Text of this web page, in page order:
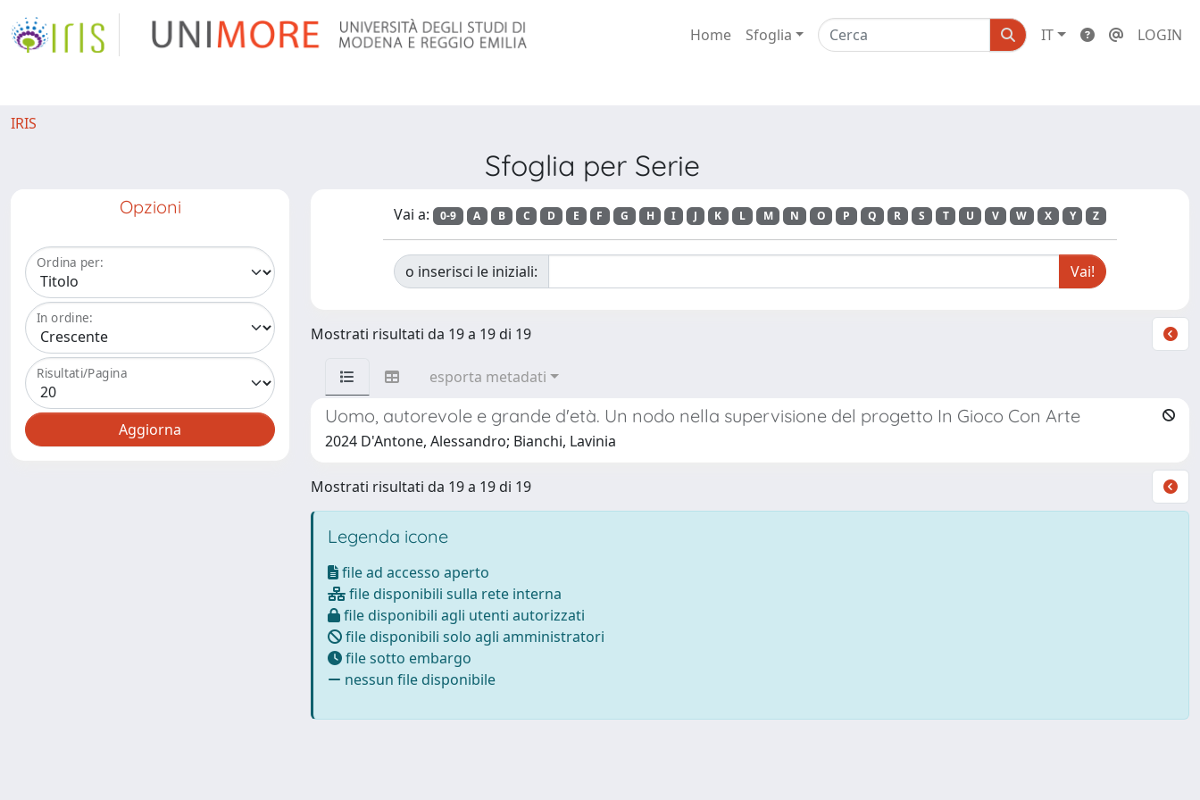
Home Sfoglia IT LOGIN
IRIS
Sfoglia per Serie
Opzioni
Ordina per:
In ordine:
Risultati/Pagina
Vai a: 0-9 A B C D E F G H I J K L M N O P Q R S T U V W X Y Z
o inserisci le iniziali:
Mostrati risultati da 19 a 19 di 19
esporta metadati
Uomo, autorevole e grande d'età. Un nodo nella supervisione del progetto In Gioco Con Arte
2024 D'Antone, Alessandro; Bianchi, Lavinia
Mostrati risultati da 19 a 19 di 19
Legenda icone
file ad accesso aperto
file disponibili sulla rete interna
file disponibili agli utenti autorizzati
file disponibili solo agli amministratori
file sotto embargo
nessun file disponibile